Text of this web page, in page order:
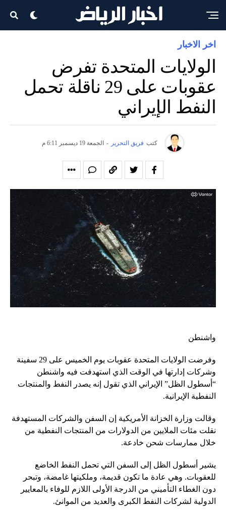
اخر الاخبار
الولايات المتحدة تفرض
عقوبات على 29 ناقلة تحمل
النفط الإيراني
كتب فريق التحرير - الجمعة 19 ديسمبر 6:11 م
واشنطن
وفرضت الولايات المتحدة عقوبات يوم الخميس على 29 سفينة
وشركات إدارتها في الوقت الذي استهدفت فيه واشنطن
“أسطول الظل” الإيراني الذي تقول إنه يصدر النفط والمنتجات
النفطية الإيرانية.
وقالت وزارة الخزانة الأمريكية إن السفن والشركات المستهدفة
نقلت مئات الملايين من الدولارات من المنتجات النفطية من
خلال ممارسات شحن خادعة.
يشير أسطول الظل إلى السفن التي تحمل النفط الخاضع
للعقوبات. وهي عادة ما تكون قديمة، وملكيتها غامضة، وتبحر
دون الغطاء التأميني من الدرجة الأولى اللازم للوفاء بالمعايير
الدولية لشركات النفط الكبرى والعديد من الموانئ.